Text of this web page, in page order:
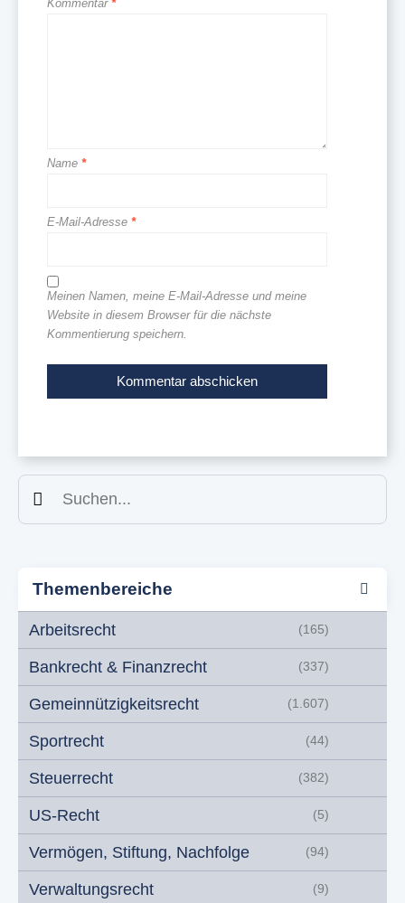
Kommentar *
Name *
E-Mail-Adresse *
Meinen Namen, meine E-Mail-Adresse und meine
Website in diesem Browser für die nächste
Kommentierung speichern.
Suchen
Themenbereiche
Arbeitsrecht (165)
Bankrecht & Finanzrecht (337)
Gemeinnützigkeitsrecht (1.607)
Sportrecht (44)
Steuerrecht (382)
US-Recht (5)
Vermögen, Stiftung, Nachfolge (94)
Verwaltungsrecht (9)